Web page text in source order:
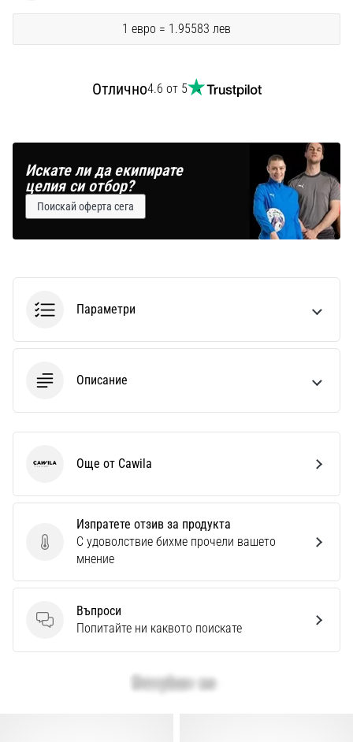
1 евро = 1.95583 лев
Отлично4.6 от 5
Искате ли да екипирате
целия си отбор?
Поискай оферта сега
Параметри
Описание
Изпратете отзив за продукта
Изпратете отзив за продукта
С удоволствие бихме прочели вашето
мнение
Въпроси
Въпроси
Попитайте ни каквото поискате
Cawila Още от Cawila